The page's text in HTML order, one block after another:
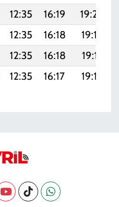
12:35 16:19 19:20
12:35 16:18 19:19
12:35 16:18 19:17
12:35 16:17 19:16